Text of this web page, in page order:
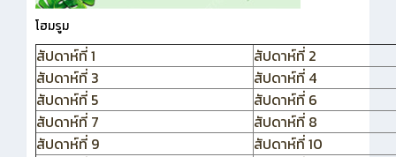
โฮมรูม
สัปดาห์ที่ 1
สัปดาห์ที่ 2
สัปดาห์ที่ 3
สัปดาห์ที่ 4
สัปดาห์ที่ 5
สัปดาห์ที่ 6
สัปดาห์ที่ 7
สัปดาห์ที่ 8
สัปดาห์ที่ 9
สัปดาห์ที่ 10